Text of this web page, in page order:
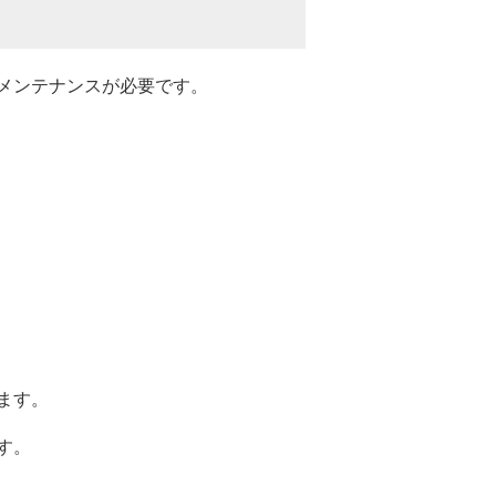
テナンスが必要です。
す。
。